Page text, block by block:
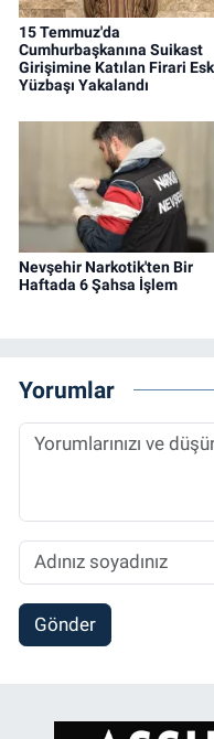
15 Temmuz'da
Cumhurbaşkanına Suikast
Girişimine Katılan Firari
Yüzbaşı Yakalandı
Nevşehir Narkotik'ten Bir
Haftada 6 Şahsa İşlem
Yorumlar
Gönder